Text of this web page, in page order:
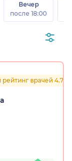
Вечер
после 18:00
врачей 4.7